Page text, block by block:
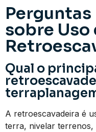
sobre Uso
Qual o
A retroescavadeira é
terra, nivelar